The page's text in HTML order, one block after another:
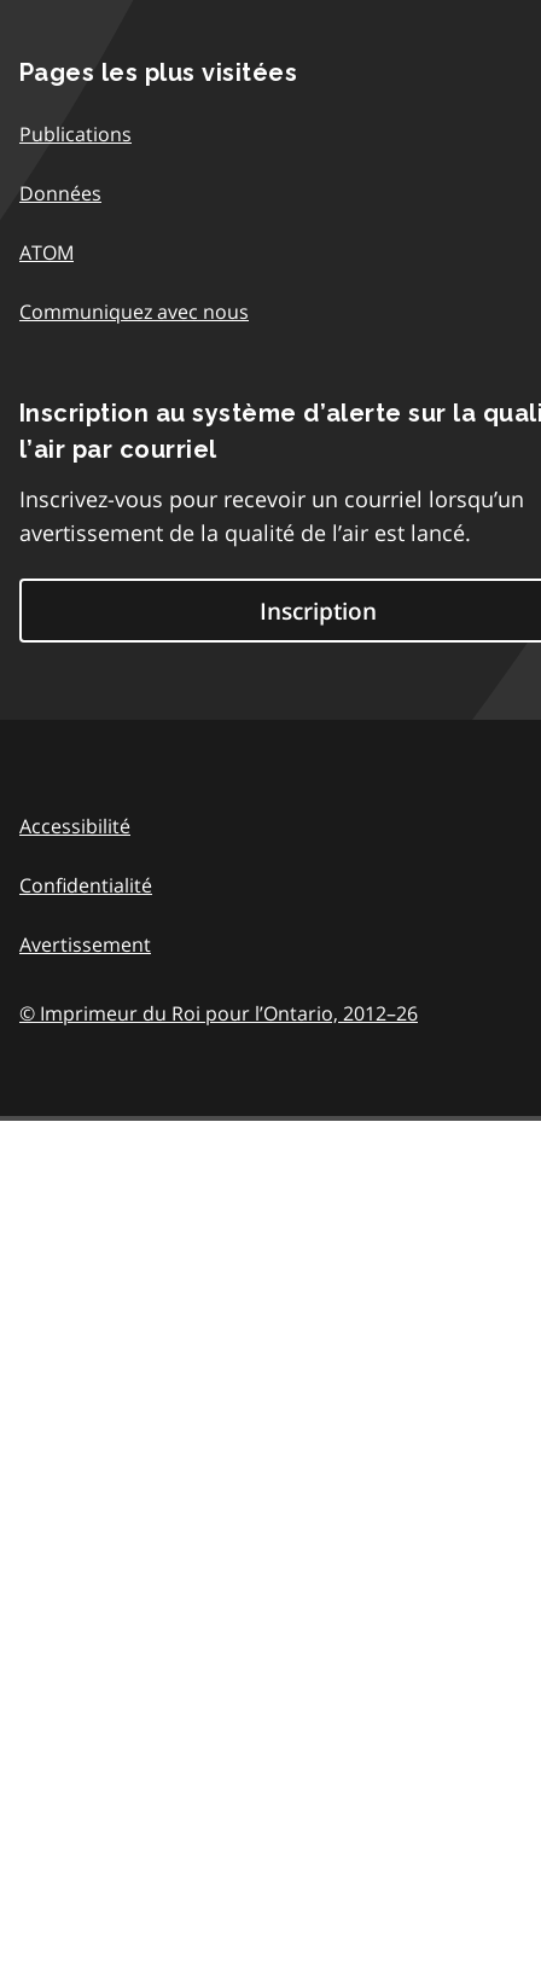
Pages les plus visitées
Publications
Données
ATOM
Communiquez avec nous
Inscription au système d’alerte sur la
l’air par courriel
Inscrivez-vous pour recevoir un courriel lorsqu’un
avertissement de la qualité de l’air est lancé.
Inscription
Accessibilité
Confidentialité
Avertissement
© Imprimeur du Roi pour l’Ontario, 2012–26